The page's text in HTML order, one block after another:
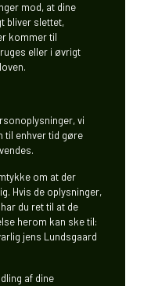
mod, at dine
bliver slettet,
kommer til
eller i øvrigt
vi
til enhver tid gøre
om at der
Hvis de oplysninger,
du ret til at de
herom kan ske til:
jens Lundsgaard
af dine